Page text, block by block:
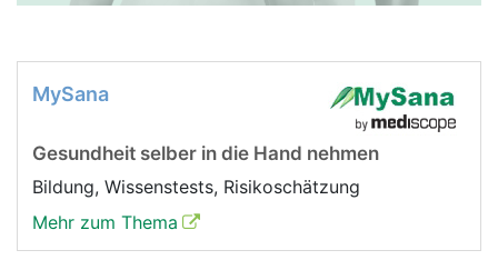
MySana
Gesundheit selber in die Hand nehmen
Bildung, Wissenstests, Risikoschätzung
Mehr zum Thema